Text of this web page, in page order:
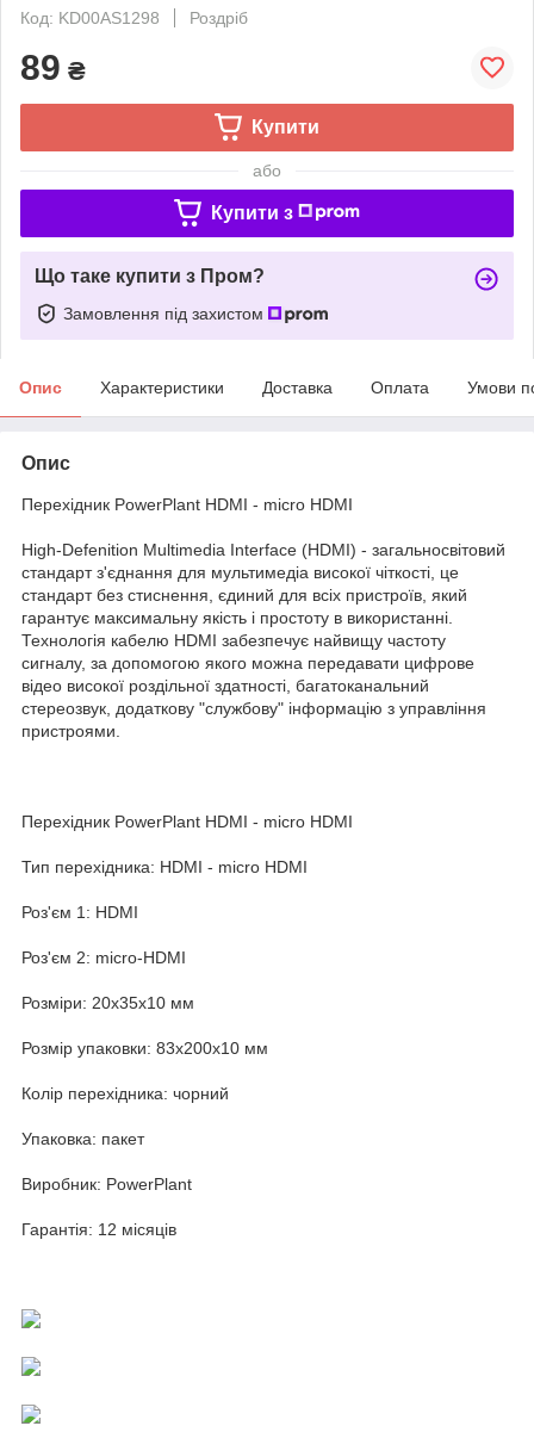
Код: KD00AS1298
Роздріб
89 ₴
Купити
або
Купити з
Що таке купити з Пром?
Замовлення під захистом
Опис Характеристики Доставка Оплата Умови
Опис
Перехідник PowerPlant HDMI - micro HDMI
High-Defenition Multimedia Interface (HDMI) - загальносвітовий
стандарт з'єднання для мультимедіа високої чіткості, це
стандарт без стиснення, єдиний для всіх пристроїв, який
гарантує максимальну якість і простоту в використанні.
Технологія кабелю HDMI забезпечує найвищу частоту
сигналу, за допомогою якого можна передавати цифрове
відео високої роздільної здатності, багатоканальний
стереозвук, додаткову "службову" інформацію з управління
пристроями.
Перехідник PowerPlant HDMI - micro HDMI
Тип перехідника: HDMI - micro HDMI
Роз'єм 1: HDMI
Роз'єм 2: micro-HDMI
Розміри: 20x35x10 мм
Розмір упаковки: 83x200x10 мм
Колір перехідника: чорний
Упаковка: пакет
Виробник: PowerPlant
Гарантія: 12 місяців